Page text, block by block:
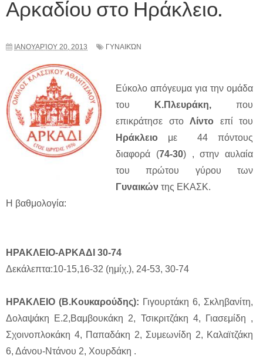
Αρκαδίου στο Ηράκλειο.
ΙΑΝΟΥΑΡΊΟΥ 20, 2013 ΓΥΝΑΙΚΏΝ
Εύκολο απόγευμα για την ομάδα
του Κ.Πλευράκη, που
επικράτησε στο Λίντο επί του
Ηράκλειο με 44 πόντους
διαφορά (74-30) , στην αυλαία
του πρώτου γύρου των
Γυναικών της ΕΚΑΣΚ.
Η βαθμολογία:
ΗΡΑΚΛΕΙΟ-ΑΡΚΑΔΙ 30-74
Δεκάλεπτα:10-15,16-32 (ημίχ.), 24-53, 30-74
ΗΡΑΚΛΕΙΟ (Β.Κουκαρούδης): Γιγουρτάκη 6, Σκληβανίτη,
Δολαψάκη Ε.2,Βαμβουκάκη 2, Τσικριτζάκη 4, Γιασεμίδη ,
Σχοινοπλοκάκη 4, Παπαδάκη 2, Συμεωνίδη 2, Καλαϊτζάκη
6, Δάνου-Ντάνου 2, Χουρδάκη .